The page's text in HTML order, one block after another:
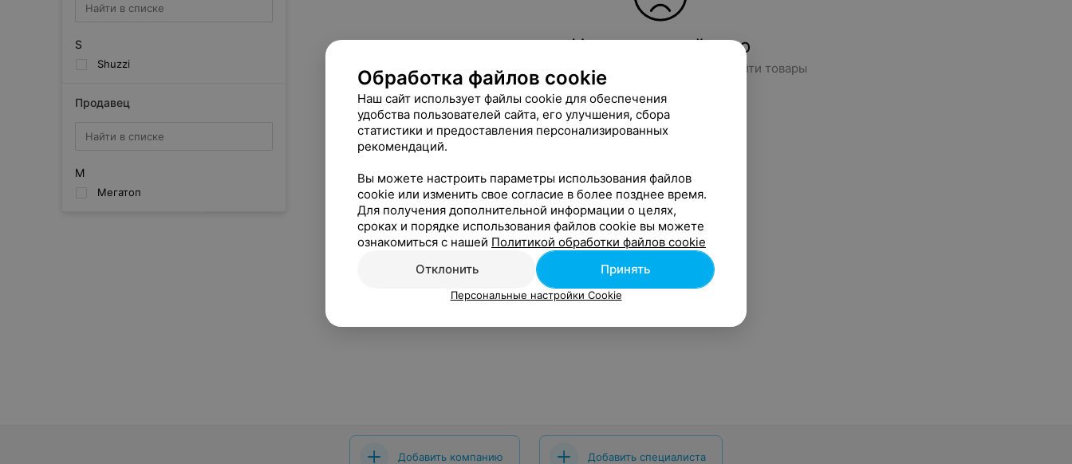
S
Shuzzi
Продавец
М
Мегатоп
Ничего не найдено
По данному запросу нам не удалось найти товары
Добавить компанию Добавить специалиста
Обработка файлов cookie
Наш сайт использует файлы cookie для обеспечения
удобства пользователей сайта, его улучшения, сбора
статистики и предоставления персонализированных
рекомендаций.
Вы можете настроить параметры использования файлов
cookie или изменить свое согласие в более позднее время.
Для получения дополнительной информации о целях,
сроках и порядке использования файлов cookie вы можете
ознакомиться с нашей Политикой обработки файлов cookie
Отклонить
Принять
Персональные настройки Cookie